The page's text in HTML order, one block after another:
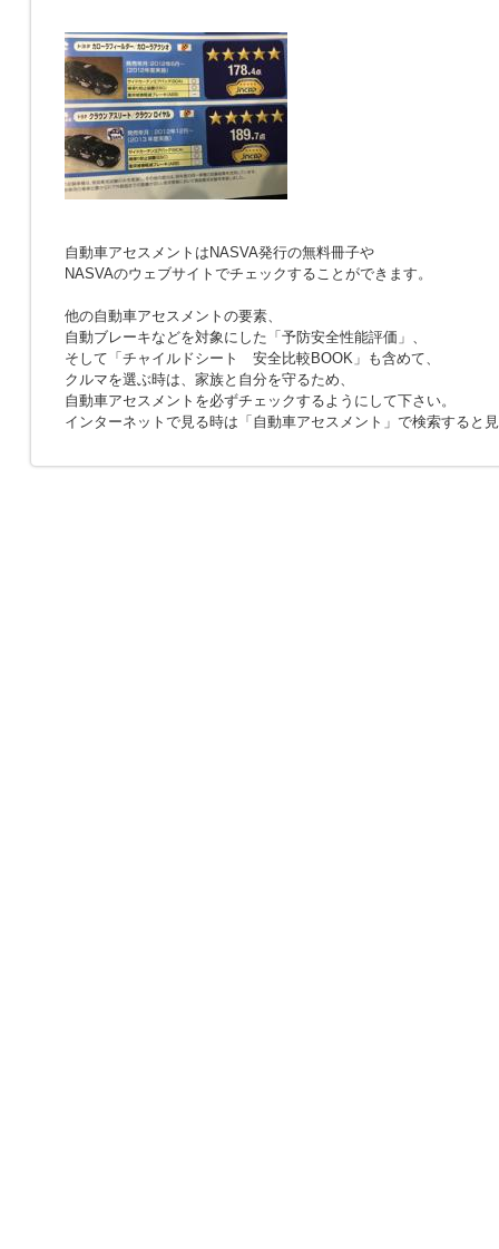
自動車アセスメントはNASVA発行の無料冊子や
NASVAのウェブサイトでチェックすることができます。
他の自動車アセスメントの要素、
自動ブレーキなどを対象にした「予防安全性能評価」、
そして「チャイルドシート 安全比較BOOK」も含めて、
クルマを選ぶ時は、家族と自分を守るため、
自動車アセスメントを必ずチェックするようにして下さい。
インターネットで見る時は「自動車アセスメント」で検索すると